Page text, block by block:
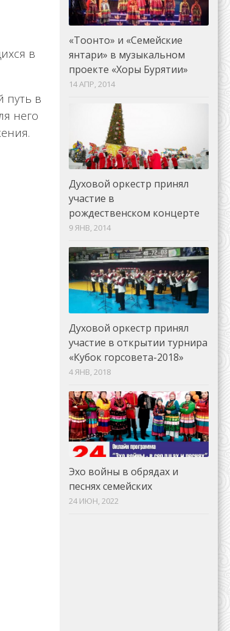
в
путь в
него
«Тоонто» и «Cемейские
янтари» в музыкальном
проекте «Хоры Бурятии»
14 АПР, 2014
Духовой оркестр принял
участие в
рождественском концерте
9 ЯНВ, 2014
Духовой оркестр принял
участие в открытии турнира
«Кубок горсовета-2018»
4 ЯНВ, 2018
Эхо войны в обрядах и
песнях семейских
24 ИЮН, 2022